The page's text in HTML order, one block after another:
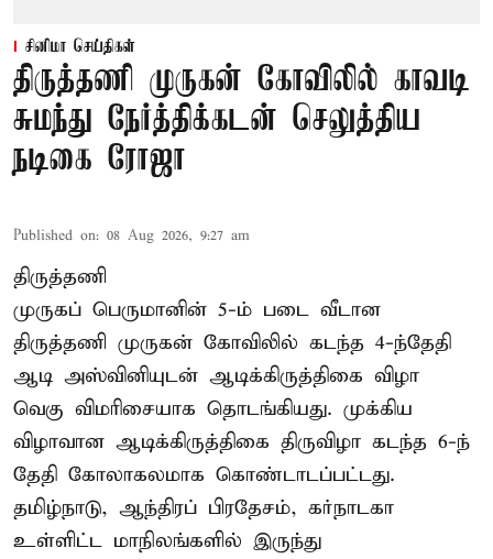
சினிமா செய்திகள்
திருத்தணி முருகன் கோவிலில் காவடி
சுமந்து நேர்த்திக்கடன் செலுத்திய
நடிகை ரோஜா
Published on: 08 Aug 2026, 9:27 am
திருத்தணி
முருகப் பெருமானின் 5-ம் படை வீடான
திருத்தணி முருகன் கோவிலில் கடந்த 4-ந்தேதி
ஆடி அஸ்வினியுடன் ஆடிக்கிருத்திகை விழா
வெகு விமரிசையாக தொடங்கியது. முக்கிய
விழாவான ஆடிக்கிருத்திகை திருவிழா கடந்த 6-ந்
தேதி கோலாகலமாக கொண்டாடப்பட்டது.
தமிழ்நாடு, ஆந்திரப் பிரதேசம், கர்நாடகா
உள்ளிட்ட மாநிலங்களில் இருந்து